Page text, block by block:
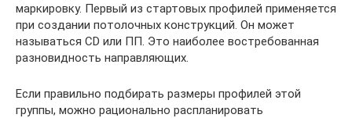
маркировку. Первый из стартовых профилей применяется
при создании потолочных конструкций. Он может
называться CD или ПП. Это наиболее востребованная
разновидность направляющих.
Если правильно подбирать размеры профилей этой
группы, можно рационально распланировать